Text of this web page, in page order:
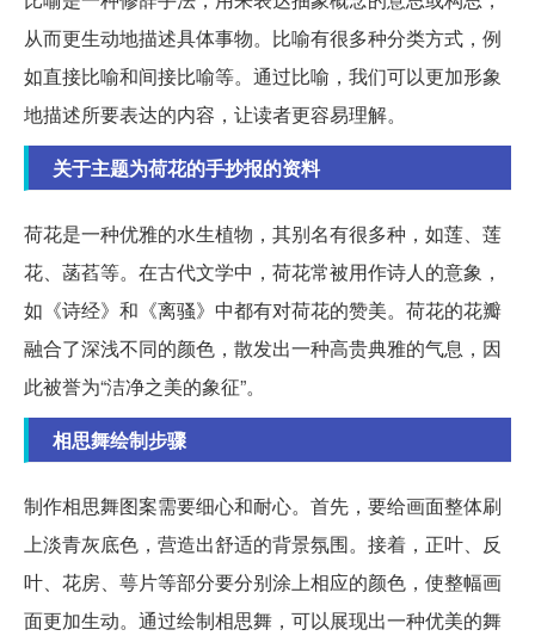
从而更生动地描述具体事物。比喻有很多种分类方式，例
如直接比喻和间接比喻等。通过比喻，我们可以更加形象
地描述所要表达的内容，让读者更容易理解。
关于主题为荷花的手抄报的资料
荷花是一种优雅的水生植物，其别名有很多种，如莲、莲
花、菡萏等。在古代文学中，荷花常被用作诗人的意象，
如《诗经》和《离骚》中都有对荷花的赞美。荷花的花瓣
融合了深浅不同的颜色，散发出一种高贵典雅的气息，因
此被誉为“洁净之美的象征”。
相思舞绘制步骤
制作相思舞图案需要细心和耐心。首先，要给画面整体刷
上淡青灰底色，营造出舒适的背景氛围。接着，正叶、反
叶、花房、萼片等部分要分别涂上相应的颜色，使整幅画
面更加生动。通过绘制相思舞，可以展现出一种优美的舞